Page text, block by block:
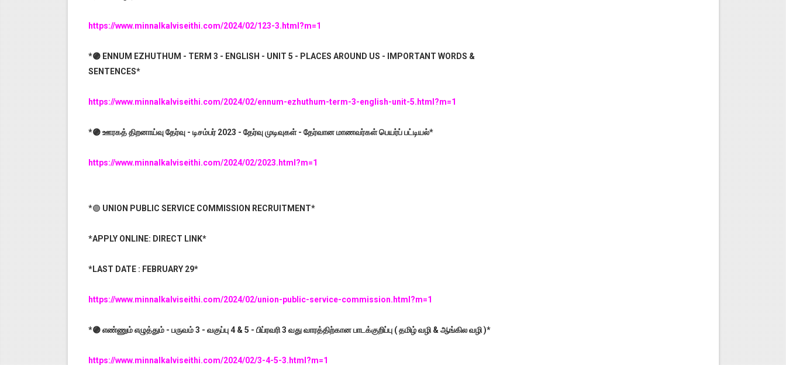
https://www.minnalkalviseithi.com/2024/02/123-3.html?m=1
*🟣 ENNUM EZHUTHUM - TERM 3 - ENGLISH - UNIT 5 - PLACES AROUND US - IMPORTANT WORDS &
SENTENCES*
https://www.minnalkalviseithi.com/2024/02/ennum-ezhuthum-term-3-english-unit-5.html?m=1
*🟣 ஊரகத் திறனாய்வு தேர்வு - டிசம்பர் 2023 - தேர்வு முடிவுகள் - தேர்வான மாணவர்கள் பெயர்ப் பட்டியல்*
https://www.minnalkalviseithi.com/2024/02/2023.html?m=1
*🟣 UNION PUBLIC SERVICE COMMISSION RECRUITMENT*
*APPLY ONLINE: DIRECT LINK*
*LAST DATE : FEBRUARY 29*
https://www.minnalkalviseithi.com/2024/02/union-public-service-commission.html?m=1
*🟣 எண்ணும் எழுத்தும் - பருவம் 3 - வகுப்பு 4 & 5 - பிப்ரவரி 3 வது வாரத்திற்கான பாடக்குறிப்பு ( தமிழ் வழி & ஆங்கில வழி )*
https://www.minnalkalviseithi.com/2024/02/3-4-5-3.html?m=1